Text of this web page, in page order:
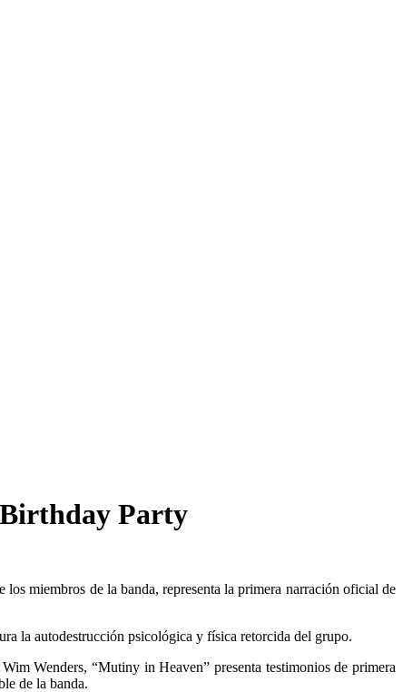
Party
miembros de la banda, representa la primera narración oficial de
la autodestrucción psicológica y física retorcida del grupo.
Wenders, “Mutiny in Heaven” presenta testimonios de primera
de la banda.